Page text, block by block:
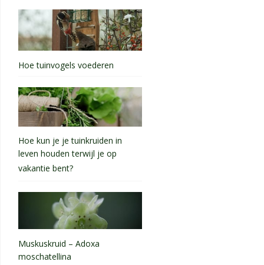
Hoe tuinvogels voederen
Hoe kun je je tuinkruiden in
leven houden terwijl je op
vakantie bent?
Muskuskruid – Adoxa
moschatellina